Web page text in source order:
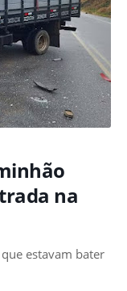
na
estavam bater